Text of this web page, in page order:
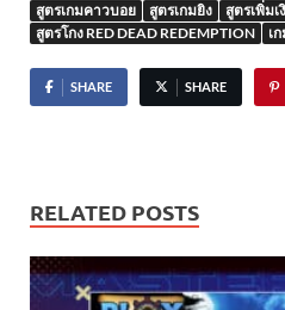
สูตรเกมคาวบอย
สูตรเกมยิง
สูตรเพิ่มเ
สูตรโกง RED DEAD REDEMPTION
เ
SHARE SHARE
RELATED POSTS